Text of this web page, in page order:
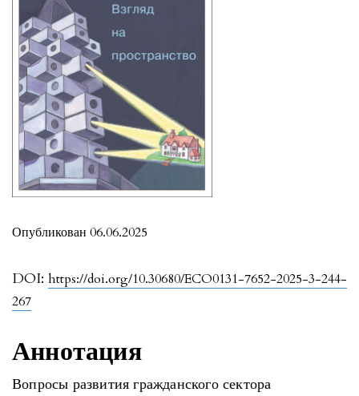
DOI: https://doi.org/10.30680/ECO0131-7652-2025-3-244-
267
Опубликован 06.06.2025
Аннотация
Вопросы развития гражданского сектора